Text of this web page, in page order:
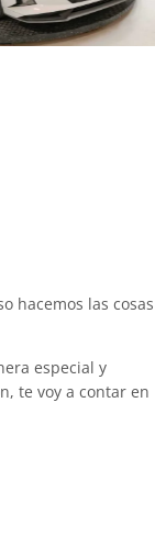
hacemos las cosas
especial y
te voy a contar en